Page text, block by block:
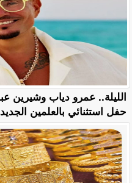
الليلة.. عمرو دياب وشيرين
حفل استثنائي بالعلمين